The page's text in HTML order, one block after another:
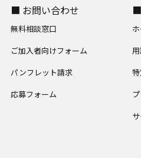
■ お問い合わせ
無料相談窓口
ご加入者向けフォーム
パンフレット請求
応募フォーム